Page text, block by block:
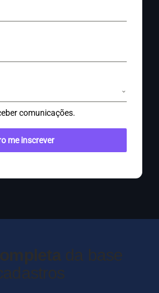
comunicações.
me inscrever
da base